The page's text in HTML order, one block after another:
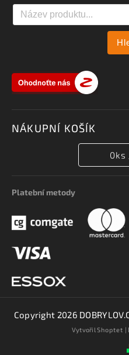
NÁKUPNÍ KOŠÍK
0ks
Platební metody
Copyright 2026
VytvořilShoptet |